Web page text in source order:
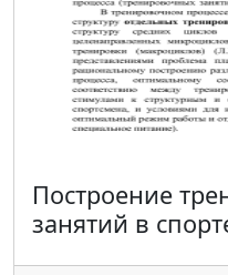
Построение
занятий в